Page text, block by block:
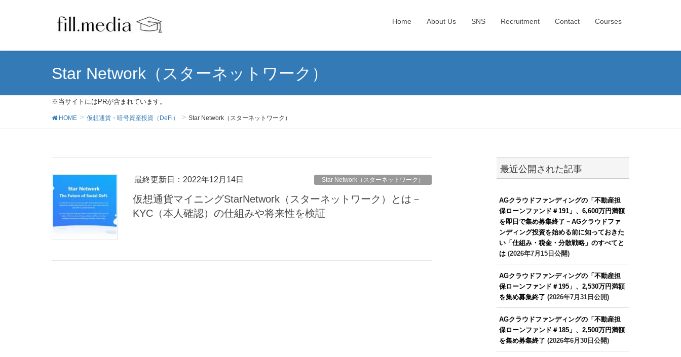
Home About Us SNS Recruitment Contact Courses
Star Network（スターネットワーク）
※当サイトにはPRが含まれています。
HOME 仮想通貨・暗号資産投資（DeFi） Star Network（スターネットワーク）
最終更新日：2022年12月14日 Star Network（スターネットワーク）
仮想通貨マイニングStarNetwork（スターネットワーク）とは－
KYC（本人確認）の仕組みや将来性を検証
最近公開された記事
AGクラウドファンディングの「不動産担
保ローンファンド＃191」、6,600万円満額
を即日で集め募集終了－AGクラウドファ
ンディング投資を始める前に知っておきた
い「仕組み・税金・分散戦略」のすべてと
は(2026年7月15日公開)
AGクラウドファンディングの「不動産担
保ローンファンド＃195」、2,530万円満額
を集め募集終了 (2026年7月31日公開)
AGクラウドファンディングの「不動産担
保ローンファンド＃185」、2,500万円満額
を集め募集終了 (2026年6月30日公開)